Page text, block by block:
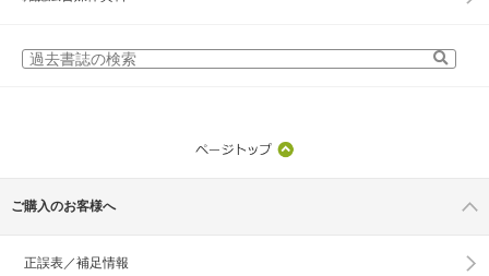
ご購入のお客様へ
正誤表／補足情報